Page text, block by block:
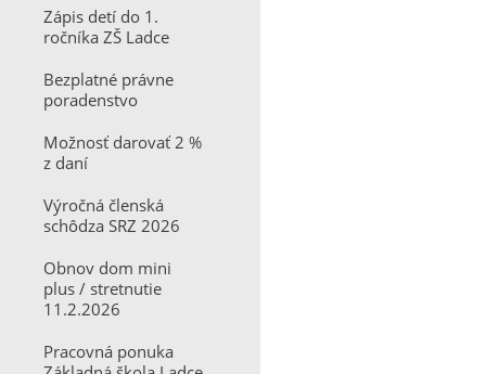
Zápis detí do 1.
ročníka ZŠ Ladce
Bezplatné právne
poradenstvo
Možnosť darovať 2 %
z daní
Výročná členská
schôdza SRZ 2026
Obnov dom mini
plus / stretnutie
11.2.2026
Pracovná ponuka